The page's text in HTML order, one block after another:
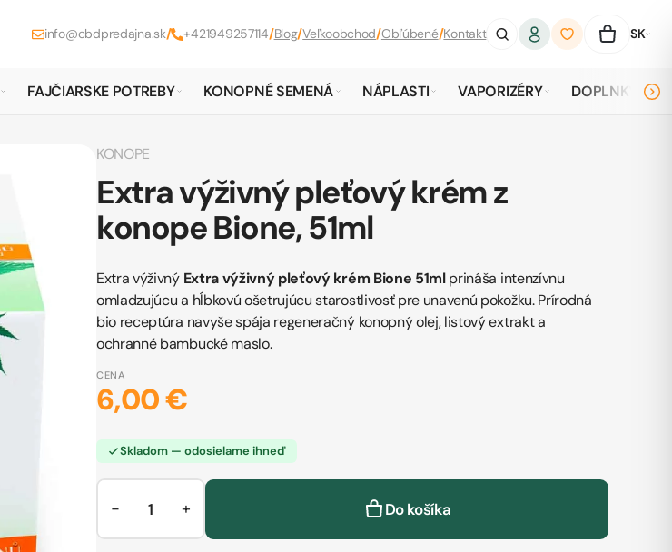
info@cbdpredajna.sk/ +421949257114/Blog/Veľkoobchod/Obľúbené/Kontakt SK
FAJČIARSKE POTREBY KONOPNÉ SEMENÁ NÁPLASTI VAPORIZÉRY DOPLNKY
KONOPE
Extra výživný pleťový krém z
konope Bione, 51ml
Extra výživný Extra výživný pleťový krém Bione 51mlprináša intenzívnu
omladzujúcu a hĺbkovú ošetrujúcu starostlivosť pre unavenú pokožku. Prírodná
bio receptúra navyše spája regeneračný konopný olej, listový extrakt a
ochranné bambucké maslo.
CENA
6,00 €
Skladom — odosielame ihneď
− + Do košíka